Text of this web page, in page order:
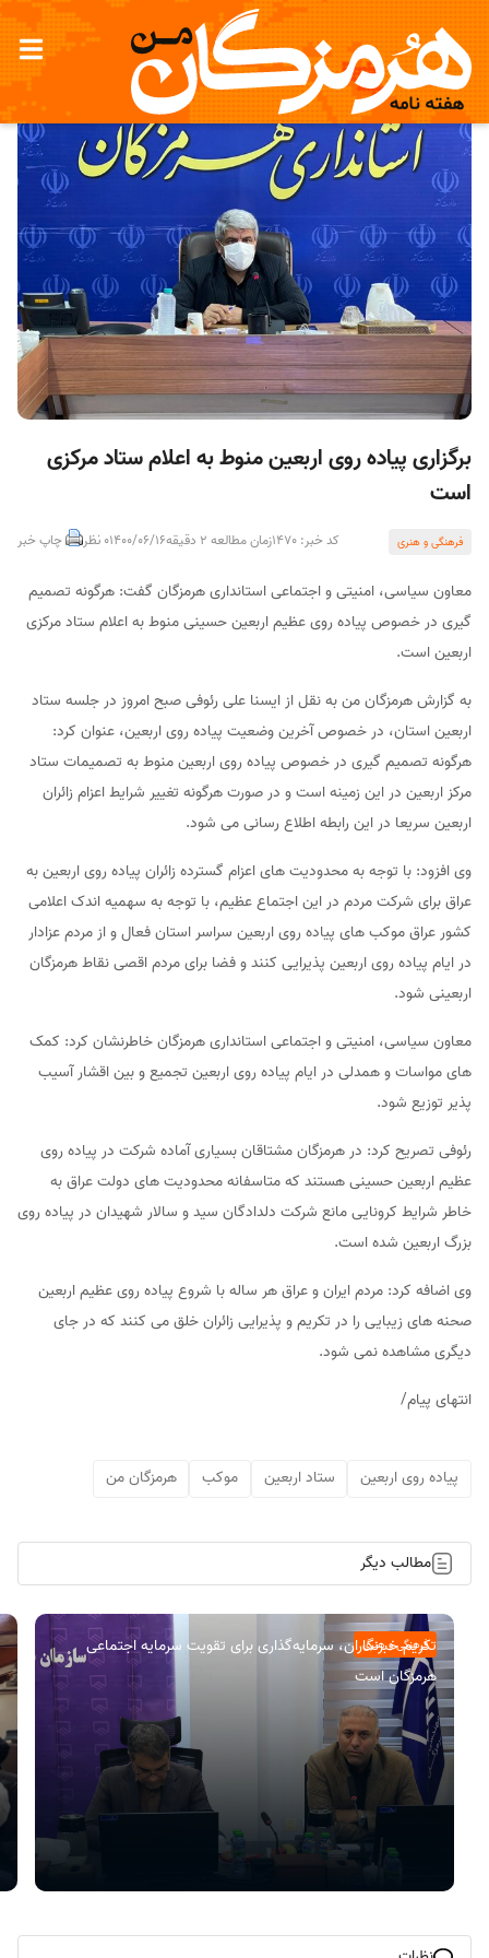
برگزاری پیاده روی اربعین منوط به اعلام ستاد مرکزی
است
فرهنگی و هنری کد خبر: 1470 زمان مطالعه 2 دقیقه 1400/06/160 نظر چاپ خبر
معاون سیاسی، امنیتی و اجتماعی استانداری هرمزگان گفت: هرگونه تصمیم
گیری در خصوص پیاده روی عظیم اربعین حسینی منوط به اعلام ستاد مرکزی
اربعین است.
به گزارش هرمزگان من به نقل از ایسنا علی رئوفی صبح امروز در جلسه ستاد
اربعین استان، در خصوص آخرین وضعیت پیاده روی اربعین، عنوان کرد:
هرگونه تصمیم گیری در خصوص پیاده روی اربعین منوط به تصمیمات ستاد
مرکز اربعین در این زمینه است و در صورت هرگونه تغییر شرایط اعزام زائران
اربعین سریعا در این رابطه اطلاع رسانی می شود.
وی افزود: با توجه به محدودیت های اعزام گسترده زائران پیاده روی اربعین به
عراق برای شرکت مردم در این اجتماع عظیم، با توجه به سهمیه اندک اعلامی
کشور عراق موکب های پیاده روی اربعین سراسر استان فعال و از مردم عزادار
در ایام پیاده روی اربعین پذیرایی کنند و فضا برای مردم اقصی نقاط هرمزگان
اربعینی شود.
معاون سیاسی، امنیتی و اجتماعی استانداری هرمزگان خاطرنشان کرد: کمک
های مواسات و همدلی در ایام پیاده روی اربعین تجمیع و بین اقشار آسیب
پذیر توزیع شود.
رئوفی تصریح کرد: در هرمزگان مشتاقان بسیاری آماده شرکت در پیاده روی
عظیم اربعین حسینی هستند که متاسفانه محدودیت های دولت عراق به
خاطر شرایط کرونایی مانع شرکت دلدادگان سید و سالار شهیدان در پیاده روی
بزرگ اربعین شده است.
وی اضافه کرد: مردم ایران و عراق هر ساله با شروع پیاده روی عظیم اربعین
صحنه های زیبایی را در تکریم و پذیرایی زائران خلق می کنند که در جای
دیگری مشاهده نمی شود.
انتهای پیام/
پیاده روی اربعین ستاد اربعین موکب هرمزگان من
مطالب دیگر
فرهنگی و هنری
تکریم خبرنگاران، سرمایه‌گذاری برای تقویت سرمایه اجتماعی
هرمزگان است